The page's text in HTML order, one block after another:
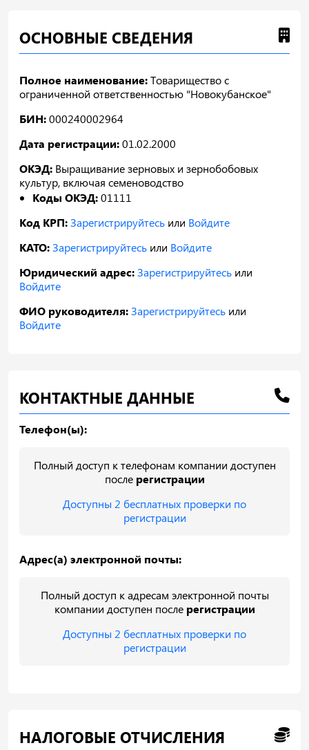
ОСНОВНЫЕ СВЕДЕНИЯ
Полное наименование:Товарищество с
ограниченной ответственностью "Новокубанское"
БИН:000240002964
Дата регистрации:01.02.2000
ОКЭД: Выращивание зерновых и зернобобовых
культур, включая семеноводство
Коды ОКЭД:01111
Код КРП:Зарегистрируйтесь или Войдите
КАТО:Зарегистрируйтесь или Войдите
Юридический адрес:Зарегистрируйтесь или
Войдите
ФИО руководителя:Зарегистрируйтесь или
Войдите
КОНТАКТНЫЕ ДАННЫЕ
Телефон(ы):
Полный доступ к телефонам компании доступен
после регистрации
Доступны 2 бесплатных проверки по
регистрации
Адрес(а) электронной почты:
Полный доступ к адресам электронной почты
компании доступен после регистрации
Доступны 2 бесплатных проверки по
регистрации
НАЛОГОВЫЕ ОТЧИСЛЕНИЯ